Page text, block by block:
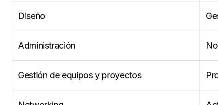
Diseño
Administración
Gestión de equipos y proyectos